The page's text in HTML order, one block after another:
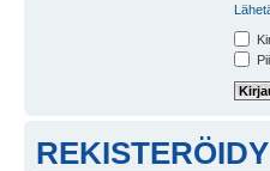
REKISTERÖIDY